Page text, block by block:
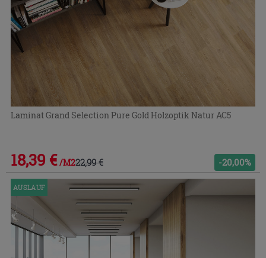
Laminat Grand Selection Pure Gold Holzoptik Natur AC5
18,39 € /M222,99 € -20,00%
AUSLAUF